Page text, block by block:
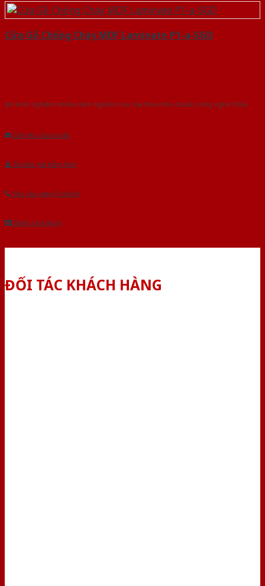
Cửa Gỗ Chống Cháy MDF Laminate P1-a-SGD
Với kinh nghiệm nhiêu năm nghiên cứu cửa theo tiêu chuẩn công nghệ Châu
Gửi yêu cầu tư vấn
Tải báo giá tổng hợp
Yêu cầu gọi lại (3 phút)
Dành cho đại lý
ĐỐI TÁC KHÁCH HÀNG